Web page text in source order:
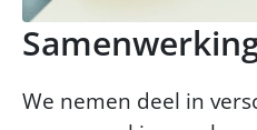
We nemen deel in